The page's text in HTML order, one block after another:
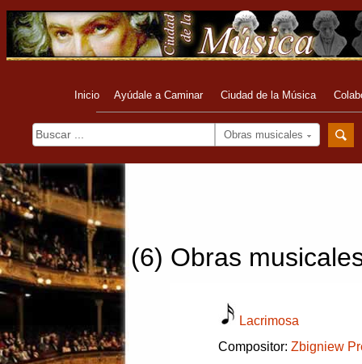
Inicio Ayúdale a Caminar Ciudad de la Música
Obras musicales
(6) Obras
Lacrimosa
Compositor: Zbigniew